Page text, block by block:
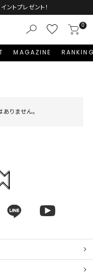
トプレゼント！
0
MAGAZINE
りません。